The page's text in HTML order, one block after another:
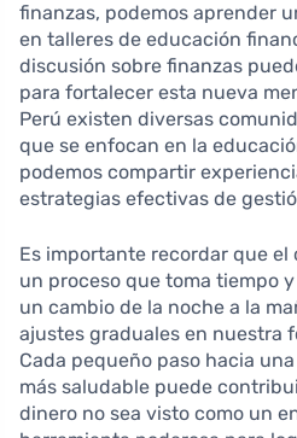
finanzas, podemos aprender
en talleres de educación
discusión sobre finanzas
para fortalecer esta nueva
Perú existen diversas
que se enfocan en la
podemos compartir
estrategias efectivas de
Es importante recordar que
un proceso que toma tiempo
un cambio de la noche a la
ajustes graduales en nuestra
Cada pequeño paso hacia
más saludable puede
dinero no sea visto como un